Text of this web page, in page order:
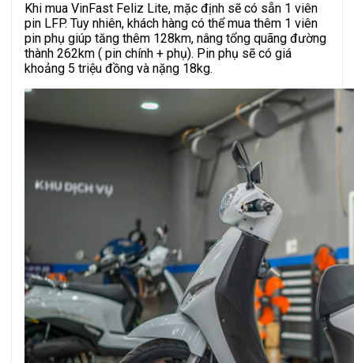
Khi mua VinFast Feliz Lite, mặc định sẽ có sẵn 1 viên
pin LFP. Tuy nhiên, khách hàng có thể mua thêm 1 viên
pin phụ giúp tăng thêm 128km, nâng tổng quãng đường
thành 262km ( pin chính + phụ). Pin phụ sẽ có giá
khoảng 5 triệu đồng và nặng 18kg.